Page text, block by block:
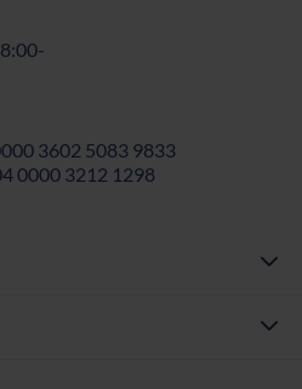
3602 5083 9833
0000 3212 1298